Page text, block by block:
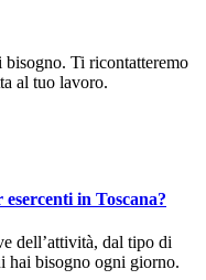
Ti ricontatteremo
al tuo lavoro.
esercenti in Toscana?
dell’attività, dal tipo di
hai bisogno ogni giorno.